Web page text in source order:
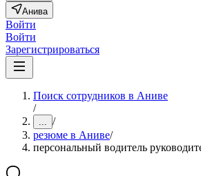
Анива
Войти
Войти
Зарегистрироваться
Поиск сотрудников в Аниве
/
... /
резюме в Аниве/
персональный водитель